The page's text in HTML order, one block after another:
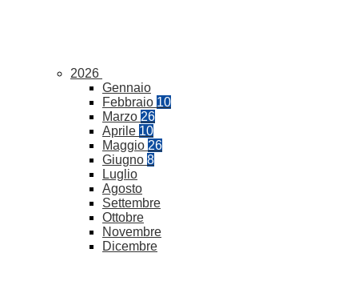
2026
Gennaio
Febbraio 10
Marzo 26
Aprile 10
Maggio 26
Giugno 8
Luglio
Agosto
Settembre
Ottobre
Novembre
Dicembre